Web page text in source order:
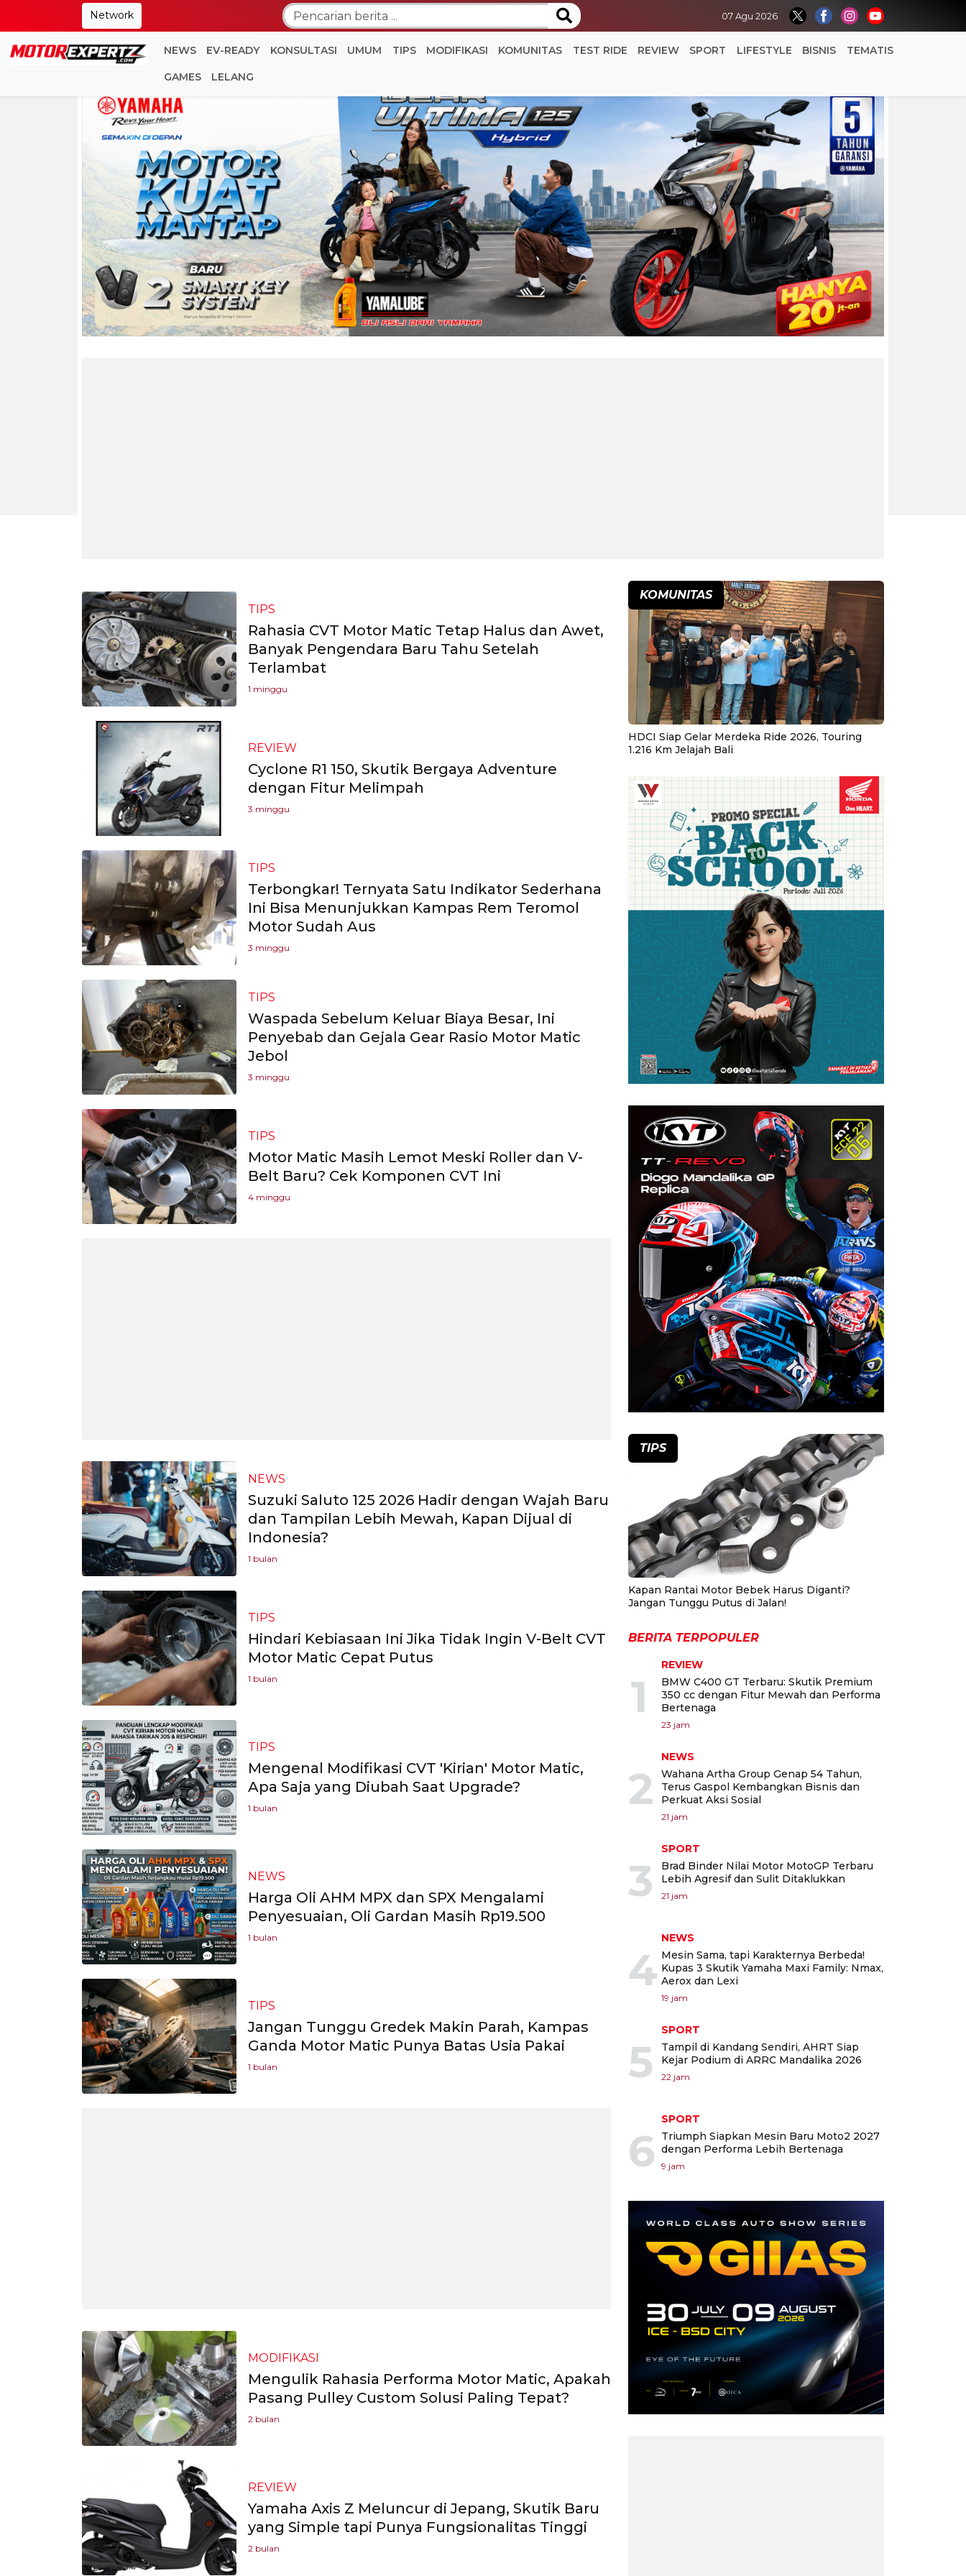
Network 07 Agu 2026
NEWS EV-READY KONSULTASI UMUM TIPS MODIFIKASI KOMUNITAS TEST RIDE REVIEW SPORT LIFESTYLE BISNIS TEMATIS
GAMES LELANG
TIPS
Rahasia CVT Motor Matic Tetap Halus dan Awet,
Banyak Pengendara Baru Tahu Setelah
Terlambat
1 minggu
REVIEW
Cyclone R1 150, Skutik Bergaya Adventure
dengan Fitur Melimpah
3 minggu
TIPS
Terbongkar! Ternyata Satu Indikator Sederhana
Ini Bisa Menunjukkan Kampas Rem Teromol
Motor Sudah Aus
3 minggu
TIPS
Waspada Sebelum Keluar Biaya Besar, Ini
Penyebab dan Gejala Gear Rasio Motor Matic
Jebol
3 minggu
TIPS
Motor Matic Masih Lemot Meski Roller dan V-
Belt Baru? Cek Komponen CVT Ini
4 minggu
NEWS
Suzuki Saluto 125 2026 Hadir dengan Wajah Baru
dan Tampilan Lebih Mewah, Kapan Dijual di
Indonesia?
1 bulan
TIPS
Hindari Kebiasaan Ini Jika Tidak Ingin V-Belt CVT
Motor Matic Cepat Putus
1 bulan
TIPS
Mengenal Modifikasi CVT 'Kirian' Motor Matic,
Apa Saja yang Diubah Saat Upgrade?
1 bulan
NEWS
Harga Oli AHM MPX dan SPX Mengalami
Penyesuaian, Oli Gardan Masih Rp19.500
1 bulan
TIPS
Jangan Tunggu Gredek Makin Parah, Kampas
Ganda Motor Matic Punya Batas Usia Pakai
1 bulan
MODIFIKASI
Mengulik Rahasia Performa Motor Matic, Apakah
Pasang Pulley Custom Solusi Paling Tepat?
2 bulan
REVIEW
Yamaha Axis Z Meluncur di Jepang, Skutik Baru
yang Simple tapi Punya Fungsionalitas Tinggi
2 bulan
KOMUNITAS
HDCI Siap Gelar Merdeka Ride 2026, Touring
1.216 Km Jelajah Bali
TIPS
Kapan Rantai Motor Bebek Harus Diganti?
Jangan Tunggu Putus di Jalan!
BERITA TERPOPULER
1
REVIEW
BMW C400 GT Terbaru: Skutik Premium
350 cc dengan Fitur Mewah dan Performa
Bertenaga
23 jam
2
NEWS
Wahana Artha Group Genap 54 Tahun,
Terus Gaspol Kembangkan Bisnis dan
Perkuat Aksi Sosial
21 jam
3
SPORT
Brad Binder Nilai Motor MotoGP Terbaru
Lebih Agresif dan Sulit Ditaklukkan
21 jam
4
NEWS
Mesin Sama, tapi Karakternya Berbeda!
Kupas 3 Skutik Yamaha Maxi Family: Nmax,
Aerox dan Lexi
19 jam
5
SPORT
Tampil di Kandang Sendiri, AHRT Siap
Kejar Podium di ARRC Mandalika 2026
22 jam
6
SPORT
Triumph Siapkan Mesin Baru Moto2 2027
dengan Performa Lebih Bertenaga
9 jam